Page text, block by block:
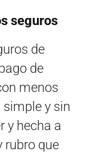
seguros
de
de
menos
y sin
y hecha a
rubro que